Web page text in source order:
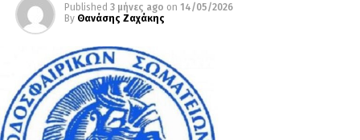
Published 3 μήνες ago on 14/05/2026
By Θανάσης Ζαχάκης